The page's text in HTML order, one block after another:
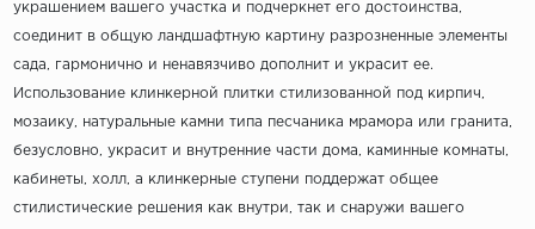
украшением вашего участка и подчеркнет его достоинства,
соединит в общую ландшафтную картину разрозненные элементы
сада, гармонично и ненавязчиво дополнит и украсит ее.
Использование клинкерной плитки стилизованной под кирпич,
мозаику, натуральные камни типа песчаника мрамора или гранита,
безусловно, украсит и внутренние части дома, каминные комнаты,
кабинеты, холл, а клинкерные ступени поддержат общее
стилистические решения как внутри, так и снаружи вашего